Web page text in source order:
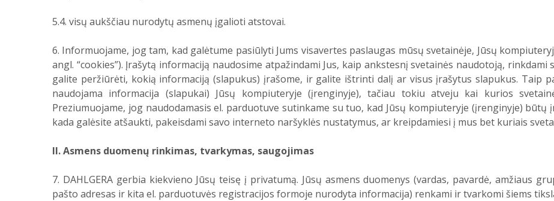
5.4. visų aukščiau nurodytų asmenų įgalioti atstovai.
6. Informuojame, jog tam, kad galėtume pasiūlyti Jums visavertes paslaugas mūsų svetainėje, Jūsų
angl. “cookies”). Įrašytą informaciją naudosime atpažindami Jus, kaip ankstesnį svetainės naudotoją,
galite peržiūrėti, kokią informaciją (slapukus) įrašome, ir galite ištrinti dalį ar visus įrašytus slapukus. Taip
naudojama informacija (slapukai) Jūsų kompiuteryje (įrenginyje), tačiau tokiu atveju kai kurios
Preziumuojame, jog naudodamasis el. parduotuve sutinkame su tuo, kad Jūsų kompiuteryje (įrenginyje)
kada galėsite atšaukti, pakeisdami savo interneto naršyklės nustatymus, ar kreipdamiesi į mus bet kuriais
II. Asmens duomenų rinkimas, tvarkymas, saugojimas
7. DAHLGERA gerbia kiekvieno Jūsų teisę į privatumą. Jūsų asmens duomenys (vardas, pavardė, amžiaus
pašto adresas ir kita el. parduotuvės registracijos formoje nurodyta informacija) renkami ir tvarkomi šiems